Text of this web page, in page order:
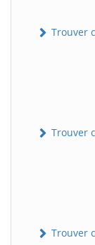
Trouver
Trouver
Trouver